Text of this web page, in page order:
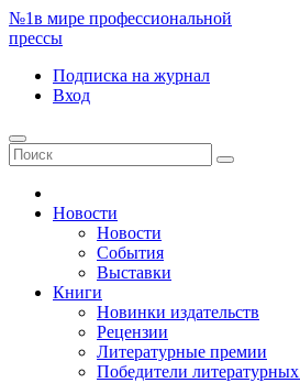
№1в мире профессиональной
прессы
Подписка на журнал
Вход
Новости
Новости
События
Выставки
Книги
Новинки издательств
Рецензии
Литературные премии
Победители